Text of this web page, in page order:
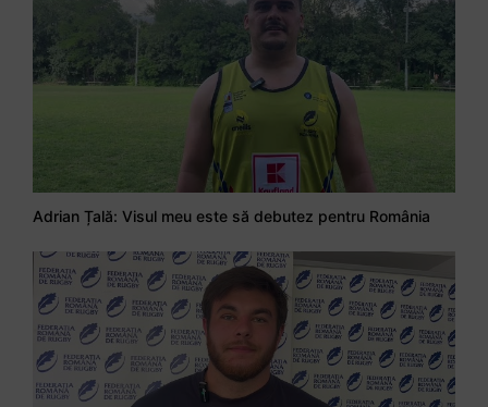
Adrian Țală: Visul meu este să debutez pentru România